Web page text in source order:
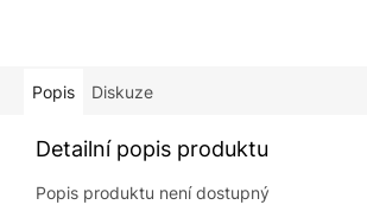
Popis Diskuze
Detailní popis produktu
Popis produktu není dostupný